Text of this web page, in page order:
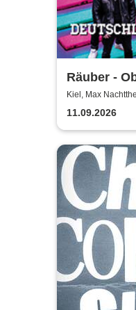
Räuber -
Rechts
Kiel, Max
11.09.2026